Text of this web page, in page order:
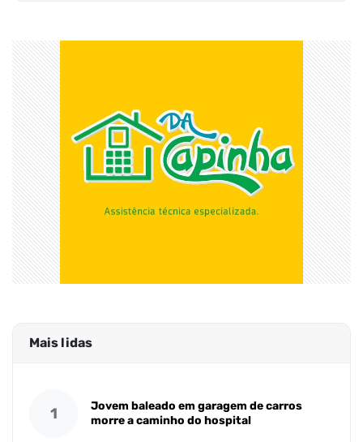
Mais lidas
1
Jovem baleado em garagem de carros
morre a caminho do hospital